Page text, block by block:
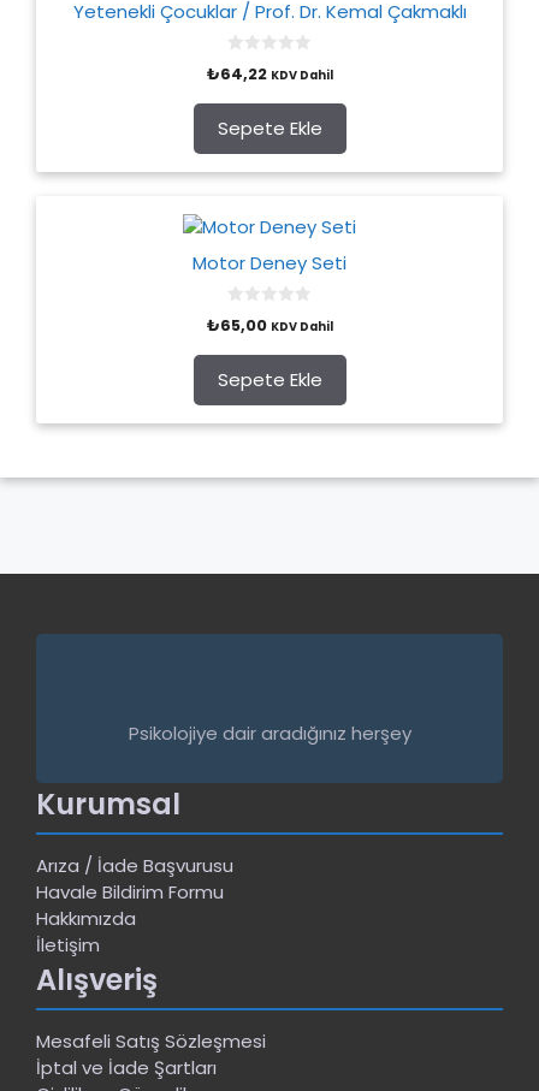
Yetenekli Çocuklar / Prof. Dr. Kemal Çakmaklı
o
t
o
f
5
₺64,22 KDV Dahil
Sepete Ekle
Motor Deney Seti
o
t
o
f
5
₺65,00 KDV Dahil
Sepete Ekle
Psikolojiye dair aradığınız herşey
Kurumsal
Arıza / İade Başvurusu
Havale Bildirim Formu
Hakkımızda
İletişim
Alışveriş
Mesafeli Satış Sözleşmesi
İptal ve İade Şartları